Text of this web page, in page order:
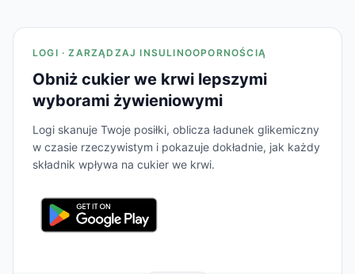
LOGI · ZARZĄDZAJ INSULINOOPORNOŚCIĄ
Obniż cukier we krwi lepszymi
wyborami żywieniowymi
Logi skanuje Twoje posiłki, oblicza ładunek glikemiczny
w czasie rzeczywistym i pokazuje dokładnie, jak każdy
składnik wpływa na cukier we krwi.